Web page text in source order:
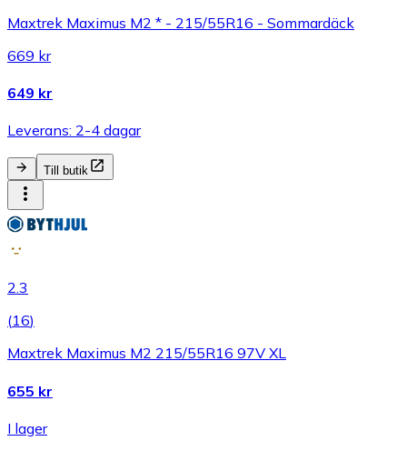
Maxtrek Maximus M2 * - 215/55R16 - Sommardäck
669 kr
649 kr
Leverans: 2-4 dagar
Till butik
2.3
(16)
Maxtrek Maximus M2 215/55R16 97V XL
655 kr
I lager